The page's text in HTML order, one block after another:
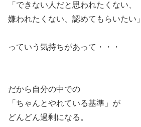
「できない人だと思われたくない、
嫌われたくない、認めてもらいたい」
っていう気持ちがあって・・・
だから自分の中での
「ちゃんとやれている基準」が
どんどん過剰になる。